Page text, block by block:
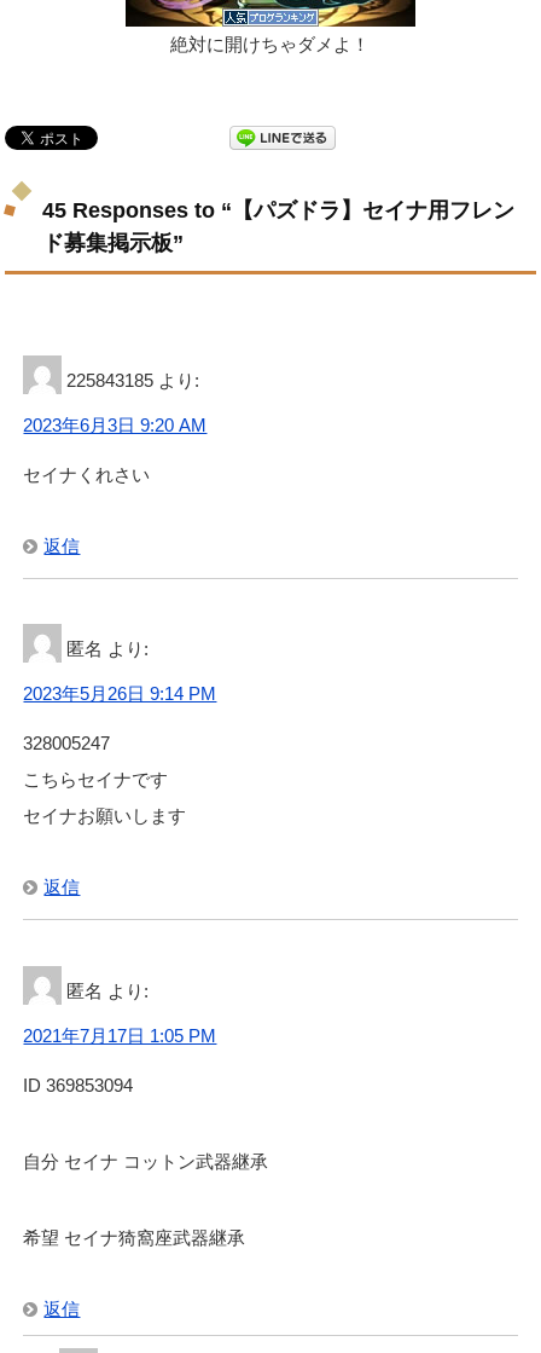
絶対に開けちゃダメよ！
45 Responses to “【パズドラ】セイナ用フレン
ド募集掲示板”
225843185 より:
2023年6月3日 9:20 AM
セイナくれさい
返信
匿名 より:
2023年5月26日 9:14 PM
328005247
こちらセイナです
セイナお願いします
返信
匿名 より:
2021年7月17日 1:05 PM
ID 369853094
自分 セイナ コットン武器継承
希望 セイナ猗窩座武器継承
返信